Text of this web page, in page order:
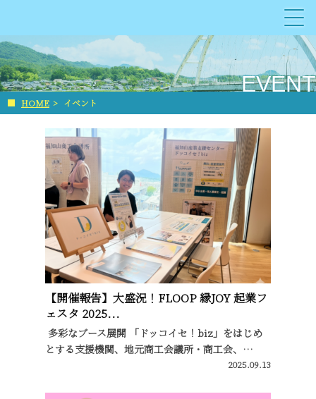
EVENT
■ HOME > イベント
【開催報告】大盛況！FLOOP 縁JOY 起業フ
ェスタ 2025...
多彩なブース展開 「ドッコイセ！biz」をはじめ
とする支援機関、地元商工会議所・商工会、…
2025.09.13